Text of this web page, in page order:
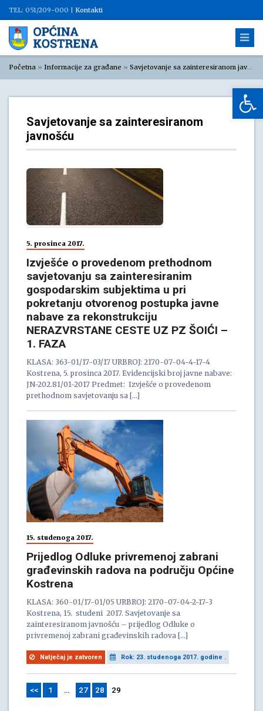
TEL: 051/209-000 | Kontakti
Početna » Informacije za građane » Savjetovanje sa zainteresiranom javnošću
Savjetovanje sa zainteresiranom
javnošću
5. prosinca 2017.
Izvješće o provedenom prethodnom
savjetovanju sa zainteresiranim
gospodarskim subjektima u pri
pokretanju otvorenog postupka javne
nabave za rekonstrukciju
NERAZVRSTANE CESTE UZ PZ ŠOIĆI –
1. FAZA
KLASA: 363-01/17-03/17 URBROJ: 2170-07-04-4-17-4
Kostrena, 5. prosinca 2017. Evidencijski broj javne nabave:
JN-202.81/01-2017 Predmet: Izvješće o provedenom
prethodnom savjetovanju sa […]
15. studenoga 2017.
Prijedlog Odluke privremenoj zabrani
građevinskih radova na području Općine
Kostrena
KLASA: 360-01/17-01/05 URBROJ: 2170-07-04-2-17-3
Kostrena, 15. studeni 2017. Savjetovanje sa
zainteresiranom javnošću – prijedlog Odluke o
privremenoj zabrani građevinskih radova […]
Natječaj je zatvoren Rok: 23. studenoga 2017. godine .
<< 1 … 27 28 29